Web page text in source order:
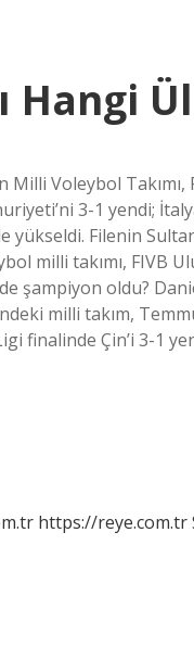
Hangi
Voleybol Takımı,
3-1 yendi;
yükseldi. Filenin
milli takımı, FIVB
şampiyon oldu?
milli takım,
finalinde Çin’i 3-1
https://reye.com.tr